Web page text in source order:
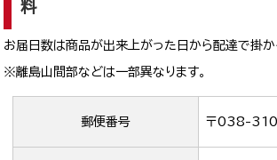
料
お届日数は商品が出来上がった日から配達で掛か
※離島山間部などは一部異なります。
郵便番号 〒038-